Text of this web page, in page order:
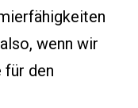
wenn wir
für den